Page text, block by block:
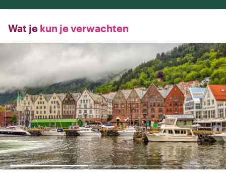
Wat je kun je verwachten